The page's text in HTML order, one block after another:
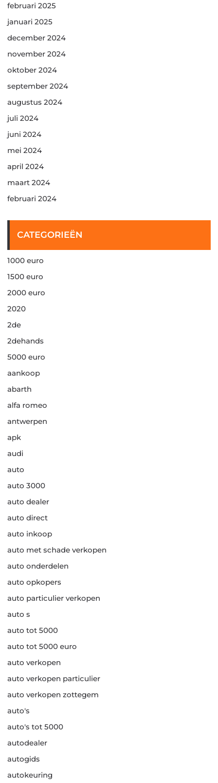
februari 2025
januari 2025
december 2024
november 2024
oktober 2024
september 2024
augustus 2024
juli 2024
juni 2024
mei 2024
april 2024
maart 2024
februari 2024
CATEGORIEËN
1000 euro
1500 euro
2000 euro
2020
2de
2dehands
5000 euro
aankoop
abarth
alfa romeo
antwerpen
apk
audi
auto
auto 3000
auto dealer
auto direct
auto inkoop
auto met schade verkopen
auto onderdelen
auto opkopers
auto particulier verkopen
auto s
auto tot 5000
auto tot 5000 euro
auto verkopen
auto verkopen particulier
auto verkopen zottegem
auto's
auto's tot 5000
autodealer
autogids
autokeuring